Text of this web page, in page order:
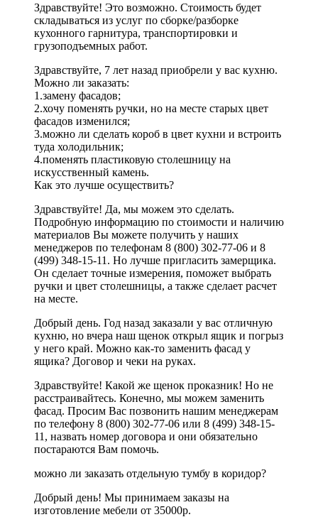
Здравствуйте! Это возможно. Стоимость будет
складываться из услуг по сборке/разборке
кухонного гарнитура, транспортировки и
грузоподъемных работ.
Здравствуйте, 7 лет назад приобрели у вас кухню.
Можно ли заказать:
1.замену фасадов;
2.хочу поменять ручки, но на месте старых цвет
фасадов изменился;
3.можно ли сделать короб в цвет кухни и встроить
туда холодильник;
4.поменять пластиковую столешницу на
искусственный камень.
Как это лучше осуществить?
Здравствуйте! Да, мы можем это сделать.
Подробную информацию по стоимости и наличию
материалов Вы можете получить у наших
менеджеров по телефонам 8 (800) 302-77-06 и 8
(499) 348-15-11. Но лучше пригласить замерщика.
Он сделает точные измерения, поможет выбрать
ручки и цвет столешницы, а также сделает расчет
на месте.
Добрый день. Год назад заказали у вас отличную
кухню, но вчера наш щенок открыл ящик и погрыз
у него край. Можно как-то заменить фасад у
ящика? Договор и чеки на руках.
Здравствуйте! Какой же щенок проказник! Но не
расстраивайтесь. Конечно, мы можем заменить
фасад. Просим Вас позвонить нашим менеджерам
по телефону 8 (800) 302-77-06 или 8 (499) 348-15-
11, назвать номер договора и они обязательно
постараются Вам помочь.
можно ли заказать отдельную тумбу в коридор?
Добрый день! Мы принимаем заказы на
изготовление мебели от 35000р.